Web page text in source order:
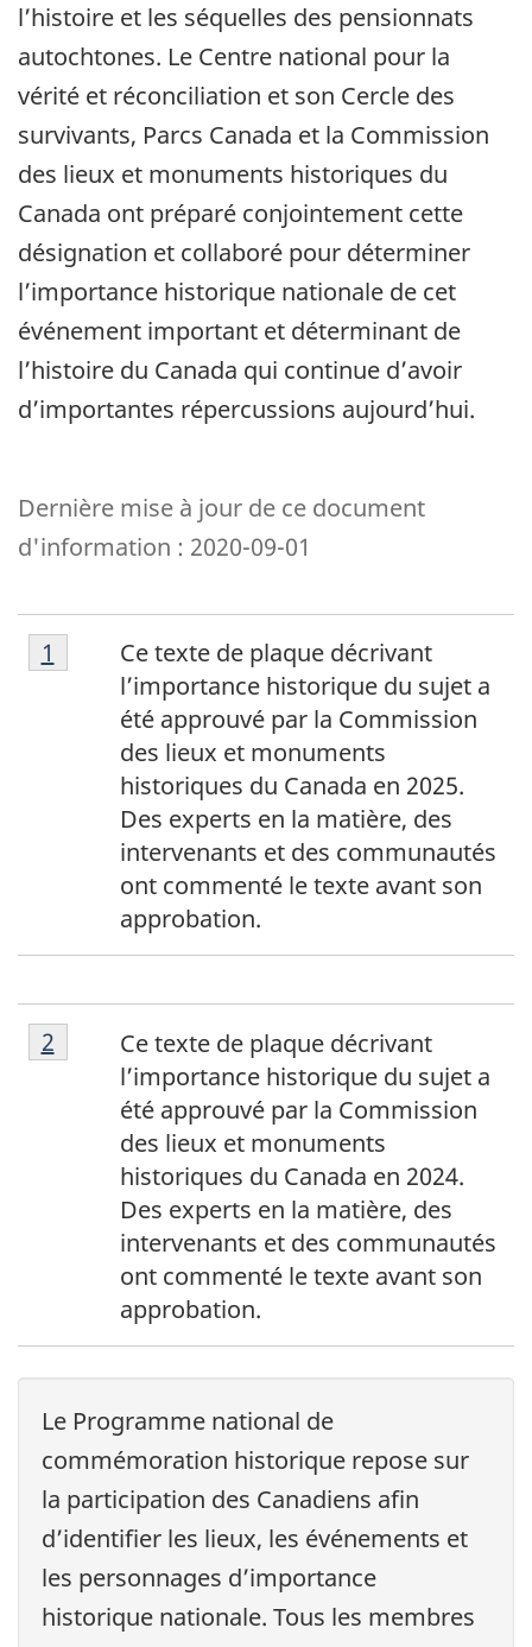
l’histoire et les séquelles des pensionnats
autochtones. Le Centre national pour la
vérité et réconciliation et son Cercle des
survivants, Parcs Canada et la Commission
des lieux et monuments historiques du
Canada ont préparé conjointement cette
désignation et collaboré pour déterminer
l’importance historique nationale de cet
événement important et déterminant de
l’histoire du Canada qui continue d’avoir
d’importantes répercussions aujourd’hui.
Dernière mise à jour de ce document
d'information : 2020-09-01
Footnote
1
Ce texte de plaque décrivant
l’importance historique du sujet a
été approuvé par la Commission
des lieux et monuments
historiques du Canada en 2025.
Des experts en la matière, des
intervenants et des communautés
ont commenté le texte avant son
approbation.
Return to footnote
1
Footnote
2
Ce texte de plaque décrivant
l’importance historique du sujet a
été approuvé par la Commission
des lieux et monuments
historiques du Canada en 2024.
Des experts en la matière, des
intervenants et des communautés
ont commenté le texte avant son
approbation.
Return to footnote
2
Le Programme national de
commémoration historique repose sur
la participation des Canadiens afin
d’identifier les lieux, les événements et
les personnages d’importance
historique nationale. Tous les membres